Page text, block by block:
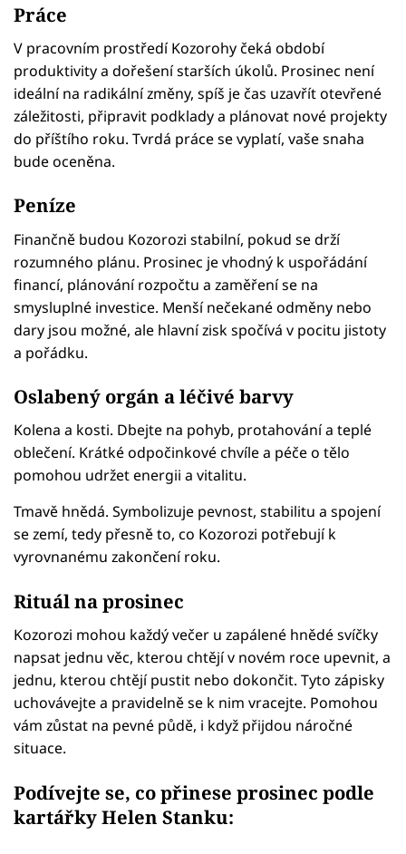
Práce
V pracovním prostředí Kozorohy čeká období
produktivity a dořešení starších úkolů. Prosinec není
ideální na radikální změny, spíš je čas uzavřít otevřené
záležitosti, připravit podklady a plánovat nové projekty
do příštího roku. Tvrdá práce se vyplatí, vaše snaha
bude oceněna.
Peníze
Finančně budou Kozorozi stabilní, pokud se drží
rozumného plánu. Prosinec je vhodný k uspořádání
financí, plánování rozpočtu a zaměření se na
smysluplné investice. Menší nečekané odměny nebo
dary jsou možné, ale hlavní zisk spočívá v pocitu jistoty
a pořádku.
Oslabený orgán a léčivé barvy
Kolena a kosti. Dbejte na pohyb, protahování a teplé
oblečení. Krátké odpočinkové chvíle a péče o tělo
pomohou udržet energii a vitalitu.
Tmavě hnědá. Symbolizuje pevnost, stabilitu a spojení
se zemí, tedy přesně to, co Kozorozi potřebují k
vyrovnanému zakončení roku.
Rituál na prosinec
Kozorozi mohou každý večer u zapálené hnědé svíčky
napsat jednu věc, kterou chtějí v novém roce upevnit, a
jednu, kterou chtějí pustit nebo dokončit. Tyto zápisky
uchovávejte a pravidelně se k nim vracejte. Pomohou
vám zůstat na pevné půdě, i když přijdou náročné
situace.
Podívejte se, co přinese prosinec podle
kartářky Helen Stanku: